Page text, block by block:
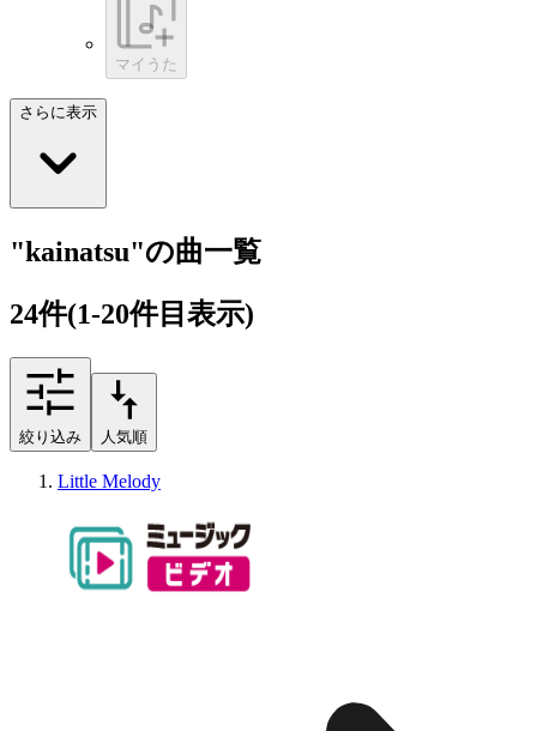
マイうた
さらに表示
"kainatsu"の曲一覧
24件(1-20件目表示)
絞り込み 人気順
Little Melody